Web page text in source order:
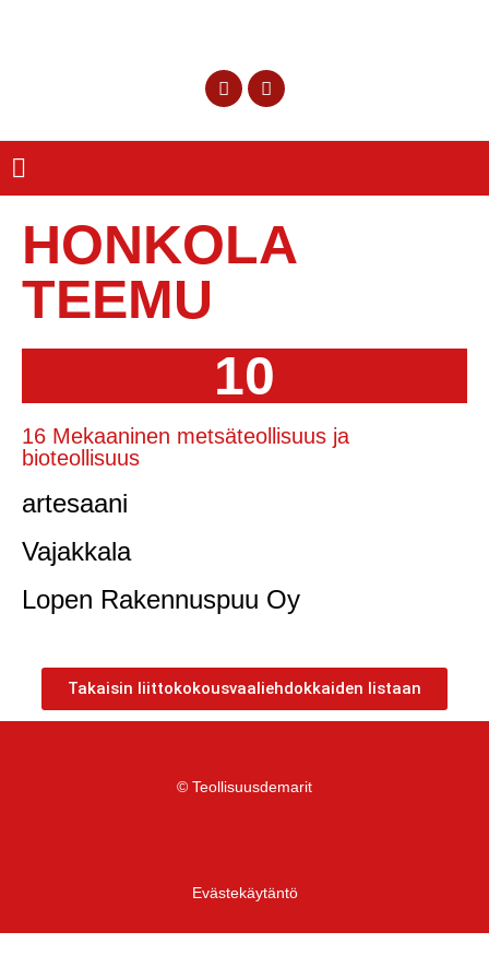
HONKOLA
TEEMU
10
16 Mekaaninen metsäteollisuus ja
bioteollisuus
artesaani
Vajakkala
Lopen Rakennuspuu Oy
Takaisin liittokokousvaaliehdokkaiden listaan
© Teollisuusdemarit
Evästekäytäntö